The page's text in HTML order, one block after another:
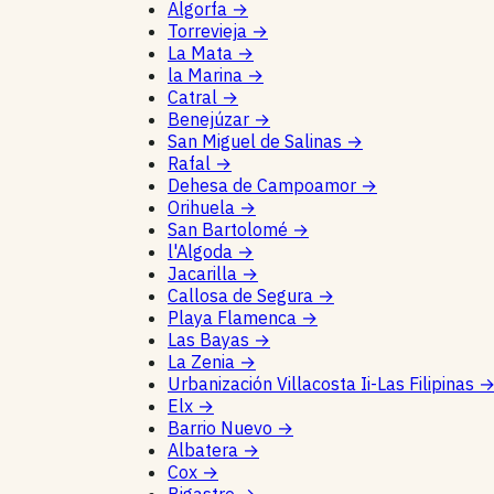
Algorfa →
Torrevieja →
La Mata →
la Marina →
Catral →
Benejúzar →
San Miguel de Salinas →
Rafal →
Dehesa de Campoamor →
Orihuela →
San Bartolomé →
l'Algoda →
Jacarilla →
Callosa de Segura →
Playa Flamenca →
Las Bayas →
La Zenia →
Urbanización Villacosta Ii-Las Filipinas →
Elx →
Barrio Nuevo →
Albatera →
Cox →